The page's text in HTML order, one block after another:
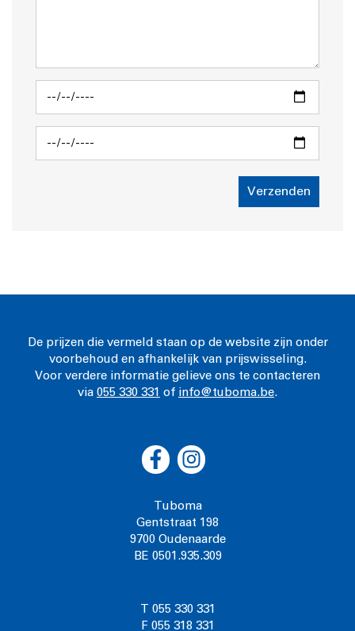
Verzenden
De prijzen die vermeld staan op de website zijn onder
voorbehoud en afhankelijk van prijswisseling.
Voor verdere informatie gelieve ons te contacteren
via 055 330 331 of info@tuboma.be.
T 055 330 331
F 055 318 331
Tuboma
Gentstraat 198
9700 Oudenaarde
BE 0501.935.309